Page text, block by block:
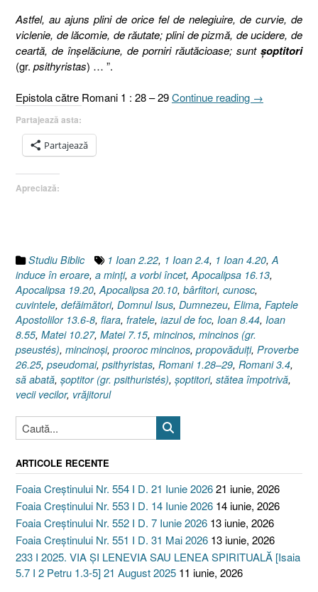
Astfel, au ajuns plini de orice fel de nelegiuire, de curvie, de
viclenie, de lăcomie, de răutate; plini de pizmă, de ucidere, de
ceartă, de înşelăciune, de porniri răutăcioase; sunt şoptitori
(gr. psithyristas) … ”.
Epistola către Romani 1 : 28 – 29Continue reading „Şoptitorii
→
Partajează asta:
Partajează
Apreciază:
Studiu Biblic 1 Ioan 2.22, 1 Ioan 2.4, 1 Ioan 4.20,A
induce în eroare, a minţi, a vorbi încet,Apocalipsa 16.13,
Apocalipsa 19.20,Apocalipsa 20.10, bârfitori, cunosc,
cuvintele, defăimători, Domnul Isus, Dumnezeu, Elima, Faptele
Apostolilor 13.6-8, fiara, fratele, iazul de foc, Ioan 8.44, Ioan
8.55, Matei 10.27, Matei 7.15, mincinos, mincinos (gr.
pseustés), mincinoşi, prooroc mincinos, propovăduiţi, Proverbe
26.25, pseudomai, psithyristas, Romani 1.28–29, Romani 3.4,
să abată, șoptitor (gr. psithuristés), şoptitori, stătea împotrivă,
vecii vecilor, vrăjitorul
ARTICOLE RECENTE
Foaia Creștinului Nr. 554 I D. 21 Iunie 202621 iunie, 2026
Foaia Creștinului Nr. 553 I D. 14 Iunie 2026 14 iunie, 2026
Foaia Creștinului Nr. 552 I D. 7 Iunie 2026 13 iunie, 2026
Foaia Creștinului Nr. 551 I D. 31 Mai 2026 13 iunie, 2026
233 I 2025. VIA ȘI LENEVIA SAU LENEA SPIRITUALĂ [Isaia
5.7 I 2 Petru 1.3-5] 21 August 2025 11 iunie, 2026